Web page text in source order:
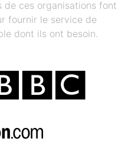
de ces organisations font
fournir le service de
dont ils ont besoin.